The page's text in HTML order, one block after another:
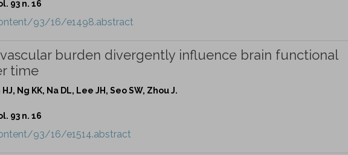
93 n. 16
93/16/e1498.abstract
burden divergently influence brain functional
time
Ng KK, Na DL, Lee JH, Seo SW, Zhou J.
93 n. 16
93/16/e1514.abstract